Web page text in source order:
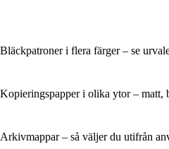
Bläckpatroner i flera färger – se
Kopieringspapper i olika ytor – matt,
Arkivmappar – så väljer du utifrån